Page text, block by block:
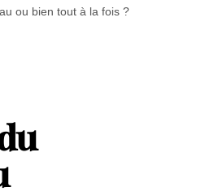
ou bien tout à la fois ?